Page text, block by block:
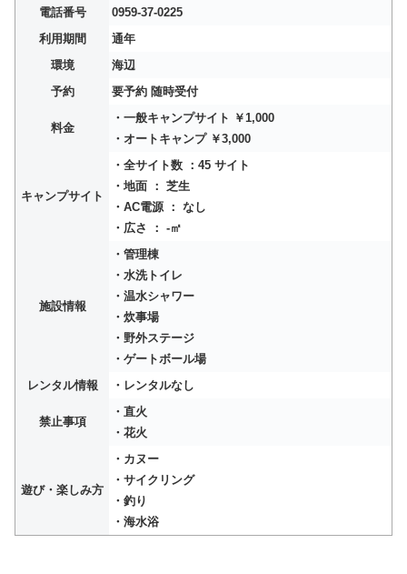
電話番号
0959-37-0225
利用期間
通年
環境
海辺
予約
要予約 随時受付
料金
・一般キャンプサイト ￥1,000
・オートキャンプ ￥3,000
キャンプサイト
・全サイト数 ：45 サイト
・地面 ： 芝生
・AC電源 ： なし
・広さ ： -㎡
施設情報
・管理棟
・水洗トイレ
・温水シャワー
・炊事場
・野外ステージ
・ゲートボール場
レンタル情報
・レンタルなし
禁止事項
・直火
・花火
遊び・楽しみ方
・カヌー
・サイクリング
・釣り
・海水浴